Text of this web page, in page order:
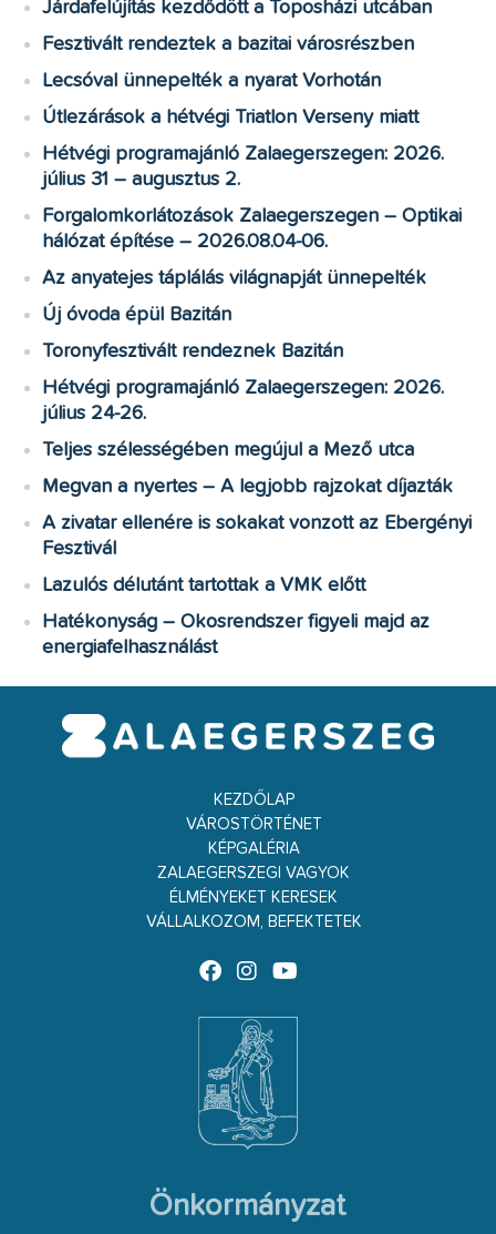
Járdafelújítás kezdődött a Toposházi utcában
Fesztivált rendeztek a bazitai városrészben
Lecsóval ünnepelték a nyarat Vorhotán
Útlezárások a hétvégi Triatlon Verseny miatt
Hétvégi programajánló Zalaegerszegen: 2026.
július 31 – augusztus 2.
Forgalomkorlátozások Zalaegerszegen – Optikai
hálózat építése – 2026.08.04-06.
Az anyatejes táplálás világnapját ünnepelték
Új óvoda épül Bazitán
Toronyfesztivált rendeznek Bazitán
Hétvégi programajánló Zalaegerszegen: 2026.
július 24-26.
Teljes szélességében megújul a Mező utca
Megvan a nyertes – A legjobb rajzokat díjazták
A zivatar ellenére is sokakat vonzott az Ebergényi
Fesztivál
Lazulós délutánt tartottak a VMK előtt
Hatékonyság – Okosrendszer figyeli majd az
energiafelhasználást
KEZDŐLAP
VÁROSTÖRTÉNET
KÉPGALÉRIA
ZALAEGERSZEGI VAGYOK
ÉLMÉNYEKET KERESEK
VÁLLALKOZOM, BEFEKTETEK
Önkormányzat